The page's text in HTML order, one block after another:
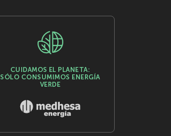
CUIDAMOS EL PLANETA:
SÓLO CONSUMIMOS ENERGÍA
VERDE